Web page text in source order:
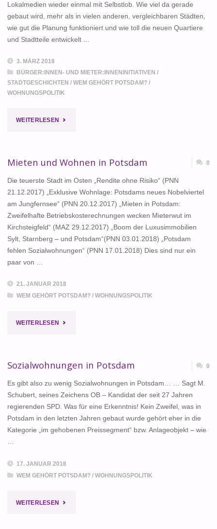
Lokalmedien wieder einmal mit Selbstlob. Wie viel da gerade
gebaut wird, mehr als in vielen anderen, vergleichbaren Städten,
wie gut die Planung funktioniert und wie toll die neuen Quartiere
und Stadtteile entwickelt …
3. MÄRZ 2018
BÜRGER:INNEN- UND MIETER:INNENINITIATIVEN /
STADTGESCHICHTEN / WEM GEHÖRT POTSDAM?/
WOHNUNGSPOLITIK
WEITERLESEN "WIE
POTSDAM
NEUE
STADTQUARTIERE
ENTWICKELT
WERDEN…"
Mieten und Wohnen in Potsdam 0
Die teuerste Stadt im Osten „Rendite ohne Risiko“ (PNN
21.12.2017) „Exklusive Wohnlage: Potsdams neues Nobelviertel
am Jungfernsee“ (PNN 20.12.2017) „Mieten in Potsdam:
Zweifelhafte Betriebskosterechnungen wecken Mieterwut im
Kirchsteigfeld“ (MAZ 29.12.2017) „Boom der Luxusimmobilien
Sylt, Starnberg – und Potsdam“(PNN 03.01.2018) „Potsdam
fehlen Sozialwohnungen“ (PNN 17.01.2018) Dies sind nur ein
paar von …
21. JANUAR 2018
WEM GEHÖRT POTSDAM?/ WOHNUNGSPOLITIK
WEITERLESEN "MIETEN
Sozialwohnungen in Potsdam 0
Es gibt also zu wenig Sozialwohnungen in Potsdam… … Sagt M.
Schubert, seines Zeichens OB – Kandidat der seit 27 Jahren
regierenden SPD. Was für eine Erkenntnis! Kein Zweifel, was in
Potsdam in den letzten Jahren gebaut wurde gehört eher in die
Kategorie „im gehobenen Preissegment“ bzw. Anlageobjekt – wie
…
17. JANUAR 2018
WEM GEHÖRT POTSDAM?/ WOHNUNGSPOLITIK
WEITERLESEN "SOZIALWOHNUNGEN